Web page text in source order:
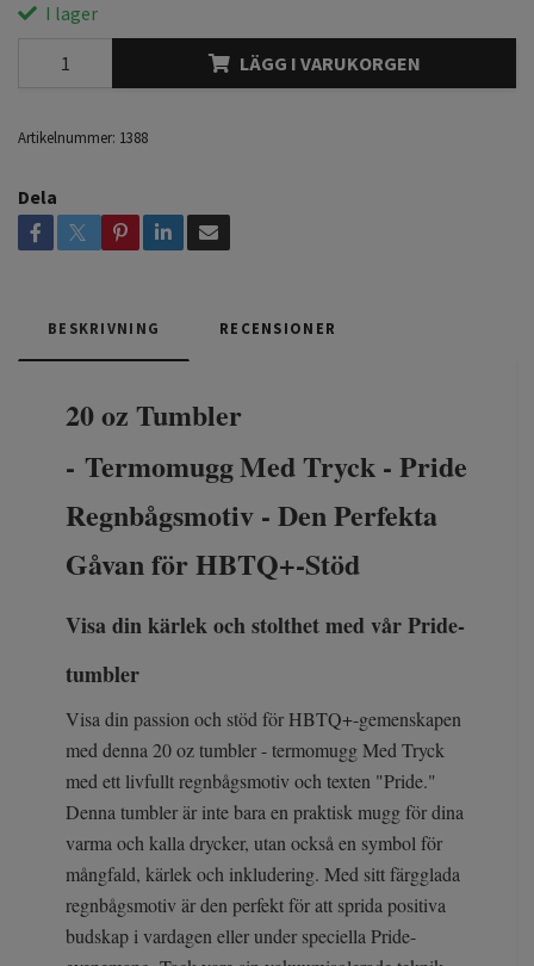
I lager
LÄGG I VARUKORGEN
Artikelnummer: 1388
Dela
BESKRIVNING RECENSIONER
20 oz Tumbler
- TermomuggMed Tryck - Pride
Regnbågsmotiv - Den Perfekta
Gåvan för HBTQ+-Stöd
Visa din kärlek och stolthet med vår Pride-
tumbler
Visa din passion och stöd för HBTQ+-gemenskapen
med denna 20 oz tumbler - termomugg Med Tryck
med ett livfullt regnbågsmotiv och texten "Pride."
Denna tumbler är inte bara en praktisk mugg för dina
varma och kalla drycker, utan också en symbol för
mångfald, kärlek och inkludering. Med sitt färgglada
regnbågsmotiv är den perfekt för att sprida positiva
budskap i vardagen eller under speciella Pride-